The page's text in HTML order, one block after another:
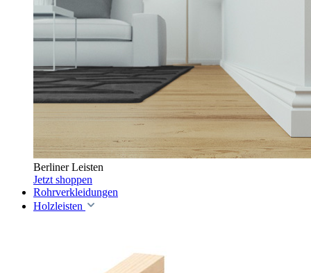
Berliner Leisten
Jetzt shoppen
Rohrverkleidungen
Holzleisten